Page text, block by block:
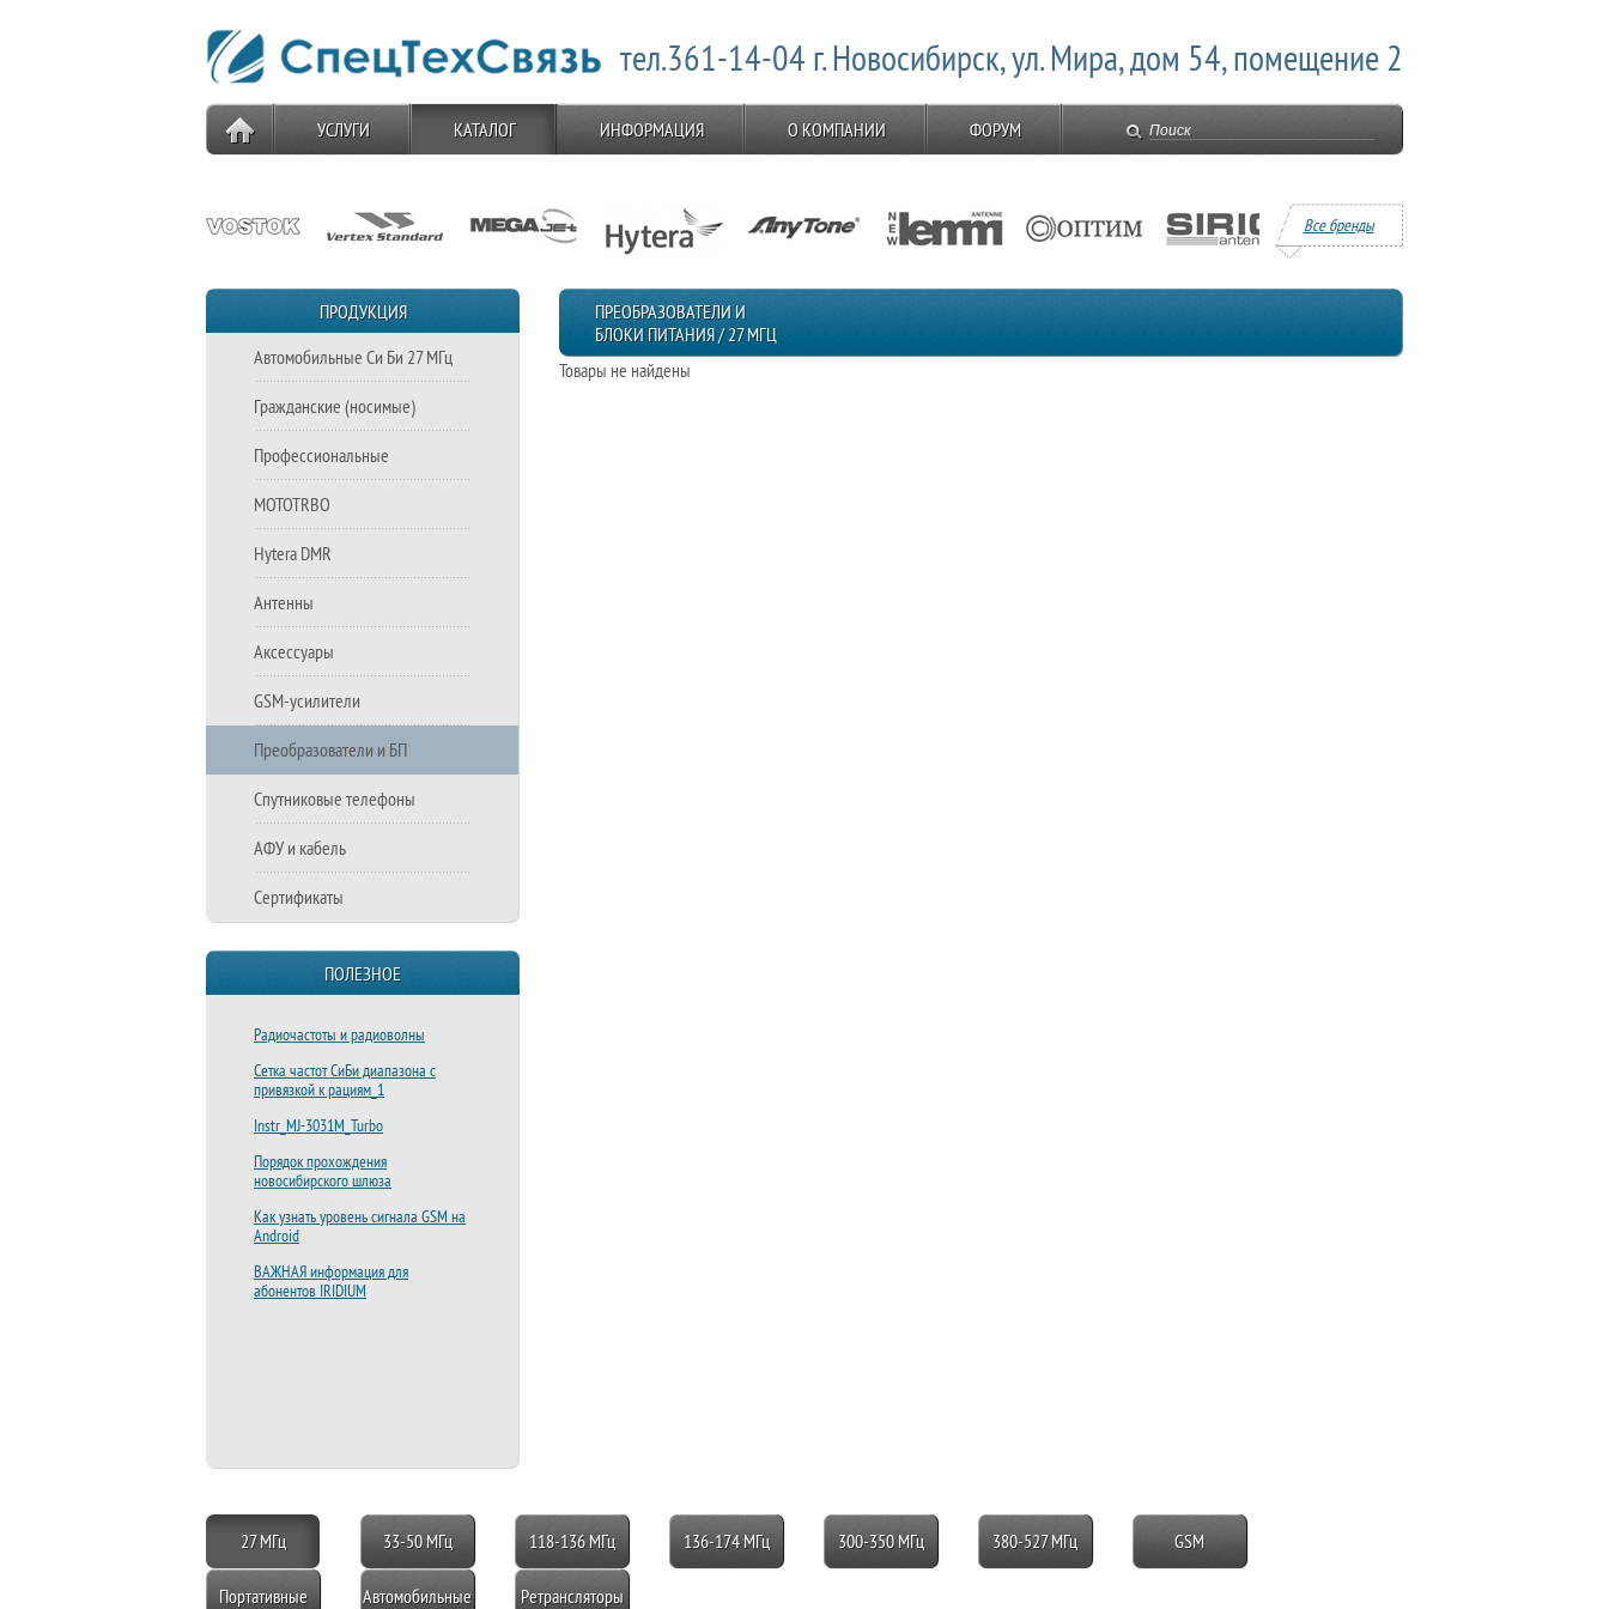
тел.361-14-04 г. Новосибирск, ул. Мира, дом 54, помещение 2
УСЛУГИ КАТАЛОГ ИНФОРМАЦИЯ О КОМПАНИИ ФОРУМ
Все бренды
ПРОДУКЦИЯ
Автомобильные Си Би 27 МГц
Гражданские (носимые)
Профессиональные
MOTOTRBO
Hytera DMR
Антенны
Аксессуары
GSM-усилители
Преобразователи и БП
Спутниковые телефоны
АФУ и кабель
Сертификаты
ПОЛЕЗНОЕ
Радиочастоты и радиоволны
Сетка частот СиБи диапазона с
привязкой к рациям_1
Instr_MJ-3031M_Turbo
Порядок прохождения
новосибирского шлюза
Как узнать уровень сигнала GSM на
Android
ВАЖНАЯ информация для
абонентов IRIDIUM
ПРЕОБРАЗОВАТЕЛИ И
БЛОКИ ПИТАНИЯ / 27 МГЦ
Товары не найдены
27 МГц 33-50 МГц 118-136 МГц 136-174 МГц 300-350 МГц 380-527 МГц GSM
Портативные Автомобильные Ретрансляторы